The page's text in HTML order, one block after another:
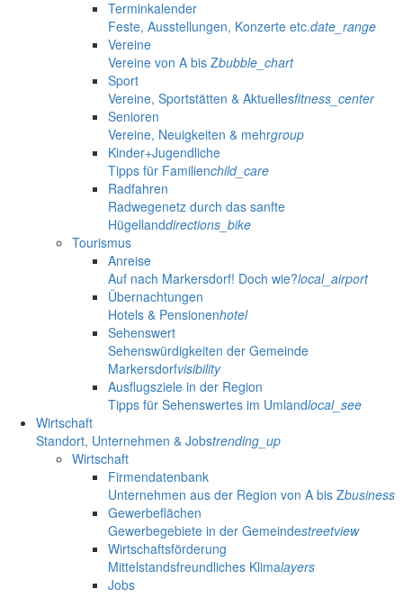
Terminkalender
Feste, Ausstellungen, Konzerte etc.date_range
Vereine
Vereine von A bis Zbubble_chart
Sport
Vereine, Sportstätten & Aktuellesfitness_center
Senioren
Vereine, Neuigkeiten & mehrgroup
Kinder+Jugendliche
Tipps für Familienchild_care
Radfahren
Radwegenetz durch das sanfte
Hügellanddirections_bike
Tourismus
Anreise
Auf nach Markersdorf! Doch wie?local_airport
Übernachtungen
Hotels & Pensionenhotel
Sehenswert
Sehenswürdigkeiten der Gemeinde
Markersdorfvisibility
Ausflugsziele in der Region
Tipps für Sehenswertes im Umlandlocal_see
Wirtschaft
Standort, Unternehmen & Jobstrending_up
Wirtschaft
Firmendatenbank
Unternehmen aus der Region von A bis Zbusiness
Gewerbeflächen
Gewerbegebiete in der Gemeindestreetview
Wirtschaftsförderung
Mittelstandsfreundliches Klimalayers
Jobs